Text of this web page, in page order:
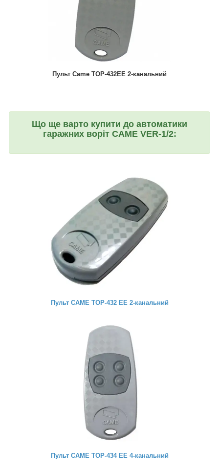
Пульт Came TOP-432EE 2-канальний
Що ще варто купити до автоматики
гаражних воріт CAME VER-1/2:
Пульт CAME TOP-432 EE 2-канальний
Пульт CAME TOP-434 EE 4-канальний